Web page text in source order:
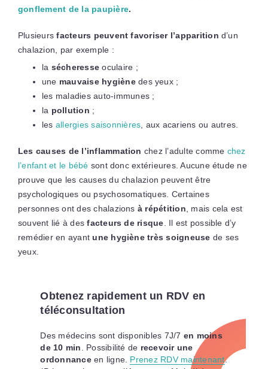
gonflement de la paupière.
Plusieursfacteurs peuvent favoriser l’apparition d’un
chalazion, par exemple :
la sécheresse oculaire ;
une mauvaise hygiènedes yeux ;
les maladies auto-immunes ;
la pollution ;
les allergies saisonnières , aux acariens ou autres.
Les causes de l’inflammation chez l’adulte comme chez
l’enfant et le bébé sont donc extérieures. Aucune étude ne
prouve que les causes du chalazion peuvent être
psychologiques ou psychosomatiques. Certaines
personnes ont des chalazions à répétition , mais cela est
souvent lié à desfacteurs de risque . Il est possible d’y
remédier en ayantune hygiène très soigneuse de ses
yeux.
Obtenez rapidement un RDV en
téléconsultation
Des médecins sont disponibles 7J/7 en moins
de 10 min . Possibilité de recevoir une
ordonnanceen ligne. Prenez RDV maintenant.